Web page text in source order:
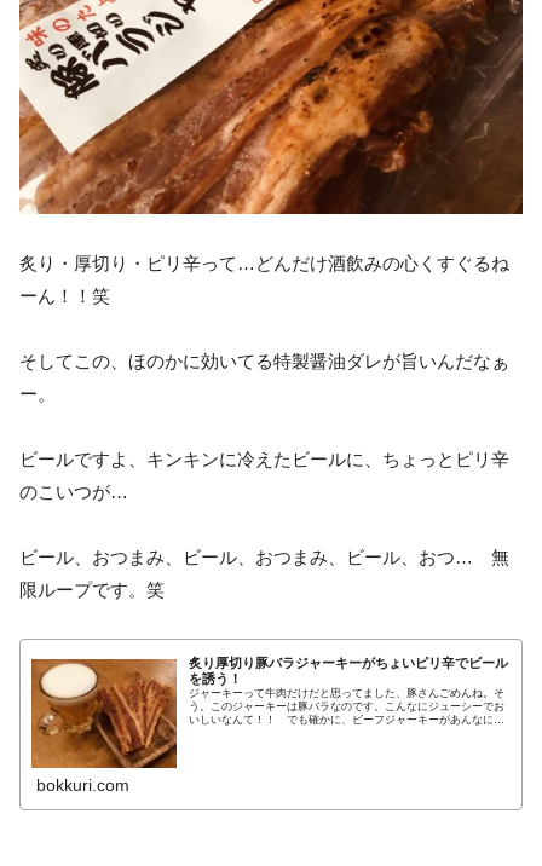
炙り・厚切り・ピリ辛って…どんだけ酒飲みの心くすぐるね
ーん！！笑
そしてこの、ほのかに効いてる特製醤油ダレが旨いんだなぁ
ー。
ビールですよ、キンキンに冷えたビールに、ちょっとピリ辛
のこいつが…
ビール、おつまみ、ビール、おつまみ、ビール、おつ… 無
限ループです。笑
炙り厚切り豚バラジャーキーがちょいピリ辛でビール
を誘う！
ジャーキーって牛肉だけだと思ってました、豚さんごめんね。そ
う。このジャーキーは豚バラなのです。こんなにジューシーでお
いしいなんて！！ でも確かに、ビーフジャーキーがあんなにお
bokkuri.com